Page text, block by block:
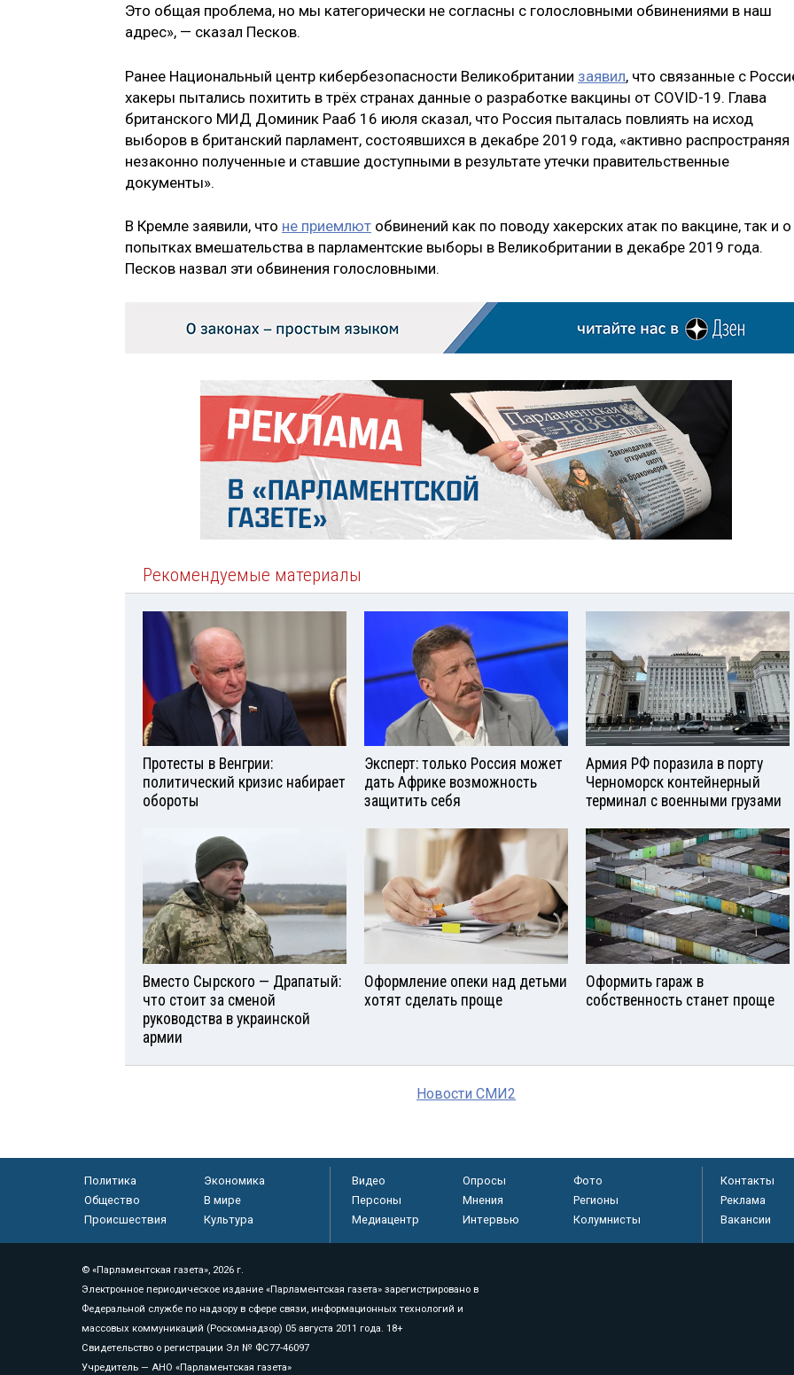
Это общая проблема, но мы категорически не согласны с голословными обвинениями в наш
адрес», — сказал Песков.
Ранее Национальный центр кибербезопасности Великобритании заявил, что связанные с
хакеры пытались похитить в трёх странах данные о разработке вакцины от COVID-19. Глава
британского МИД Доминик Рааб 16 июля сказал, что Россия пыталась повлиять на исход
выборов в британский парламент, состоявшихся в декабре 2019 года, «активно распространяя
незаконно полученные и ставшие доступными в результате утечки правительственные
документы».
В Кремле заявили, что не приемлют обвинений как по поводу хакерских атак по вакцине, так и о
попытках вмешательства в парламентские выборы в Великобритании в декабре 2019 года.
Песков назвал эти обвинения голословными.
Рекомендуемые материалы
Протесты в Венгрии:
политический кризис набирает
обороты
Эксперт: только Россия может
дать Африке возможность
защитить себя
Армия РФ поразила в порту
Черноморск контейнерный
терминал с военными грузами
Вместо Сырского — Драпатый:
что стоит за сменой
руководства в украинской
армии
Оформление опеки над детьми
хотят сделать проще
Оформить гараж в
собственность станет проще
Новости СМИ2
Политика
Экономика
Общество
В мире
Происшествия
Культура
Видео Опросы
Фото
Персоны
Мнения
Регионы
Медиацентр
Интервью Колумнисты
Контакты
Реклама
Вакансии
© «Парламентская газета», 2026 г.
Электронное периодическое издание «Парламентская газета» зарегистрировано в
Федеральной службе по надзору в сфере связи, информационных технологий и
массовых коммуникаций (Роскомнадзор) 05 августа 2011 года. 18+
Свидетельство о регистрации Эл № ФС77-46097
Учредитель — АНО «Парламентская газета»